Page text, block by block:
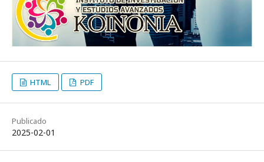
HTML PDF
Publicado
2025-02-01